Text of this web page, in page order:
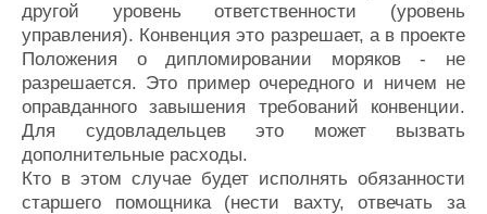
другой уровень ответственности (уровень
управления). Конвенция это разрешает, а в проекте
Положения о дипломировании моряков - не
разрешается. Это пример очередного и ничем не
оправданного завышения требований конвенции.
Для судовладельцев это может вызвать
дополнительные расходы.
Кто в этом случае будет исполнять обязанности
старшего помощника (нести вахту, отвечать за